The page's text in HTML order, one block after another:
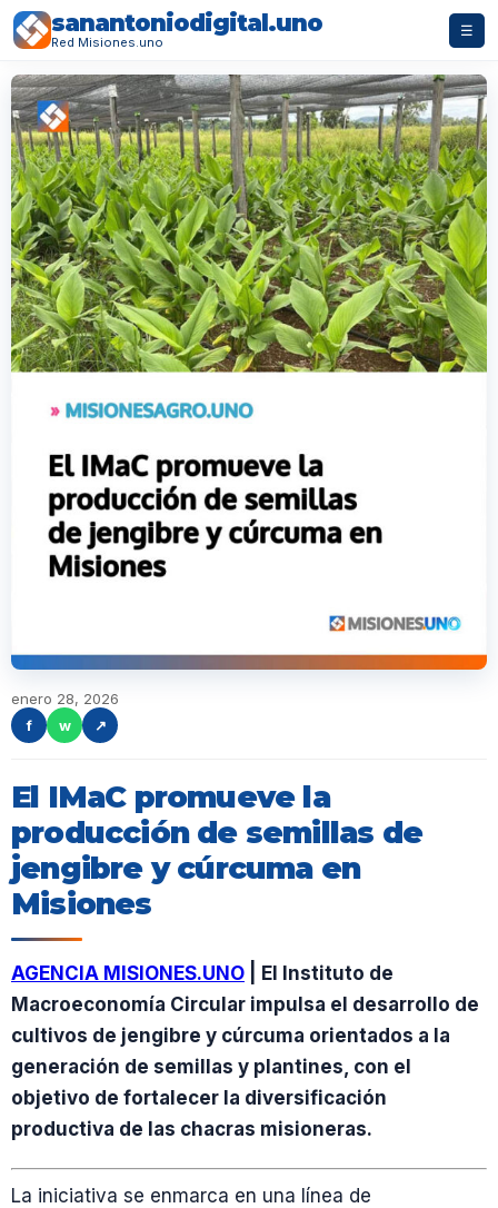
sanantoniodigital.uno
Red Misiones.uno
☰
enero 28, 2026
f
w ↗
El IMaC promueve la
producción de semillas de
jengibre y cúrcuma en
Misiones
AGENCIA MISIONES.UNO | El Instituto de
Macroeconomía Circular impulsa el desarrollo de
cultivos de jengibre y cúrcuma orientados a la
generación de semillas y plantines, con el
objetivo de fortalecer la diversificación
productiva de las chacras misioneras.
La iniciativa se enmarca en una línea de